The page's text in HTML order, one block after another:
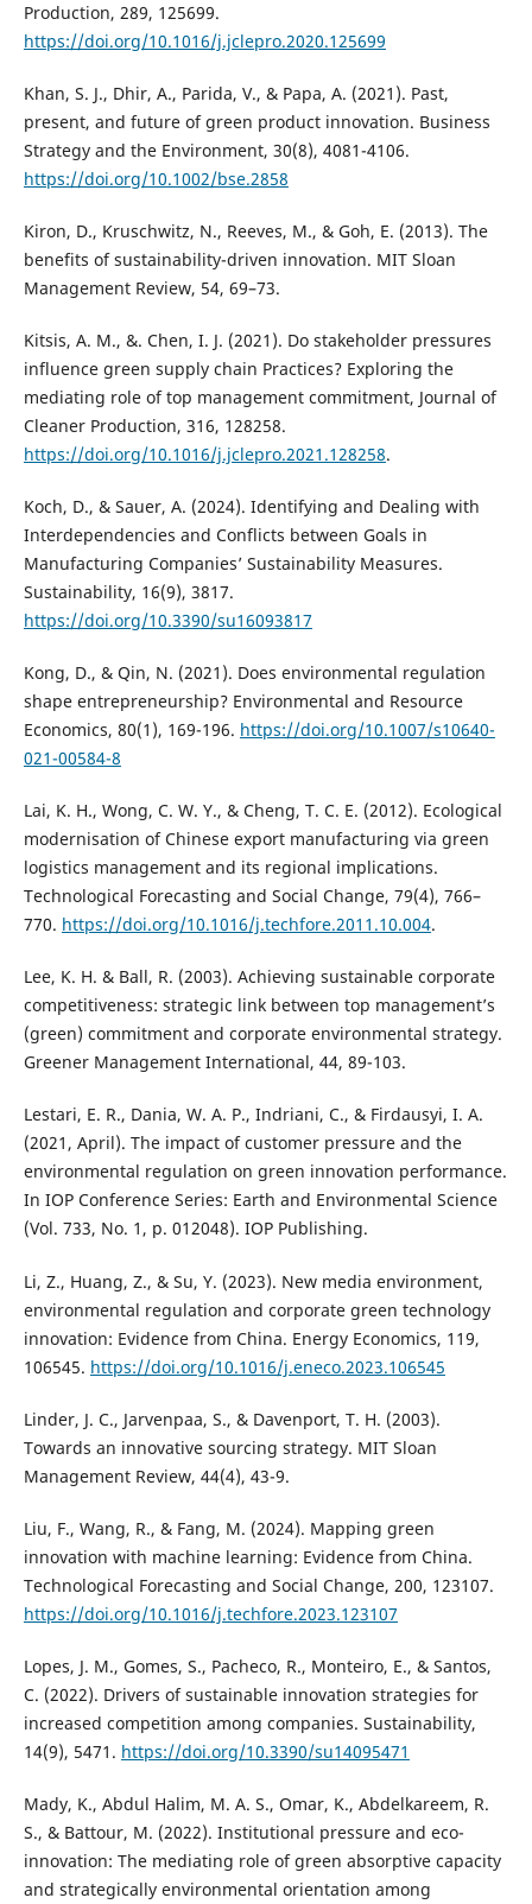
Production, 289, 125699.
https://doi.org/10.1016/j.jclepro.2020.125699
Khan, S. J., Dhir, A., Parida, V., & Papa, A. (2021). Past,
present, and future of green product innovation. Business
Strategy and the Environment, 30(8), 4081-4106.
https://doi.org/10.1002/bse.2858
Kiron, D., Kruschwitz, N., Reeves, M., & Goh, E. (2013). The
benefits of sustainability-driven innovation. MIT Sloan
Management Review, 54, 69–73.
Kitsis, A. M., &. Chen, I. J. (2021). Do stakeholder pressures
influence green supply chain Practices? Exploring the
mediating role of top management commitment, Journal of
Cleaner Production, 316, 128258.
https://doi.org/10.1016/j.jclepro.2021.128258.
Koch, D., & Sauer, A. (2024). Identifying and Dealing with
Interdependencies and Conflicts between Goals in
Manufacturing Companies’ Sustainability Measures.
Sustainability, 16(9), 3817.
https://doi.org/10.3390/su16093817
Kong, D., & Qin, N. (2021). Does environmental regulation
shape entrepreneurship? Environmental and Resource
Economics, 80(1), 169-196. https://doi.org/10.1007/s10640-
021-00584-8
Lai, K. H., Wong, C. W. Y., & Cheng, T. C. E. (2012). Ecological
modernisation of Chinese export manufacturing via green
logistics management and its regional implications.
Technological Forecasting and Social Change, 79(4), 766–
770. https://doi.org/10.1016/j.techfore.2011.10.004.
Lee, K. H. & Ball, R. (2003). Achieving sustainable corporate
competitiveness: strategic link between top management’s
(green) commitment and corporate environmental strategy.
Greener Management International, 44, 89-103.
Lestari, E. R., Dania, W. A. P., Indriani, C., & Firdausyi, I. A.
(2021, April). The impact of customer pressure and the
environmental regulation on green innovation performance.
In IOP Conference Series: Earth and Environmental Science
(Vol. 733, No. 1, p. 012048). IOP Publishing.
Li, Z., Huang, Z., & Su, Y. (2023). New media environment,
environmental regulation and corporate green technology
innovation: Evidence from China. Energy Economics, 119,
106545. https://doi.org/10.1016/j.eneco.2023.106545
Linder, J. C., Jarvenpaa, S., & Davenport, T. H. (2003).
Towards an innovative sourcing strategy. MIT Sloan
Management Review, 44(4), 43-9.
Liu, F., Wang, R., & Fang, M. (2024). Mapping green
innovation with machine learning: Evidence from China.
Technological Forecasting and Social Change, 200, 123107.
https://doi.org/10.1016/j.techfore.2023.123107
Lopes, J. M., Gomes, S., Pacheco, R., Monteiro, E., & Santos,
C. (2022). Drivers of sustainable innovation strategies for
increased competition among companies. Sustainability,
14(9), 5471. https://doi.org/10.3390/su14095471
Mady, K., Abdul Halim, M. A. S., Omar, K., Abdelkareem, R.
S., & Battour, M. (2022). Institutional pressure and eco-
innovation: The mediating role of green absorptive capacity
and strategically environmental orientation among